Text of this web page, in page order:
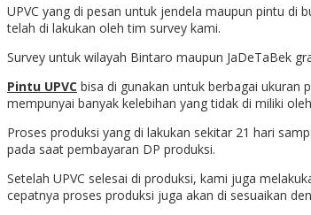
UPVC yang di pesan untuk jendela maupun pintu di
telah di lakukan oleh tim survey kami.
Survey untuk wilayah Bintaro maupun JaDeTaBek
Pintu UPVC bisa di gunakan untuk berbagai ukuran
mempunyai banyak kelebihan yang tidak di miliki
Proses produksi yang di lakukan sekitar 21 hari
pada saat pembayaran DP produksi.
Setelah UPVC selesai di produksi, kami juga
cepatnya proses produksi juga akan di sesuaikan